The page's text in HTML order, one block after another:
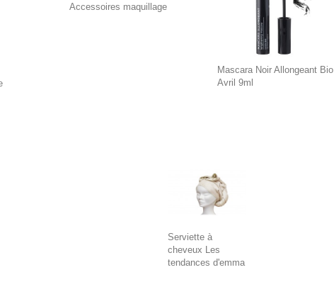
Accessoires maquillage
Mascara Noir Allongeant Bio
Avril 9ml
Serviette à
cheveux Les
tendances d'emma